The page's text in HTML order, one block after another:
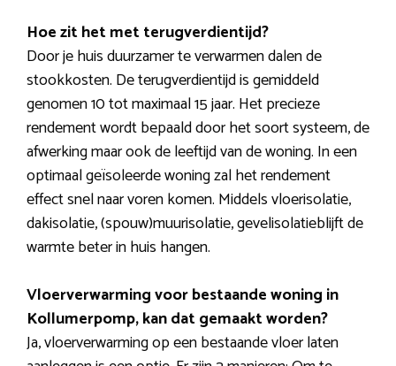
Hoe zit het met terugverdientijd?
Door je huis duurzamer te verwarmen dalen de
stookkosten. De terugverdientijd is gemiddeld
genomen 10 tot maximaal 15 jaar. Het precieze
rendement wordt bepaald door het soort systeem, de
afwerking maar ook de leeftijd van de woning. In een
optimaal geïsoleerde woning zal het rendement
effect snel naar voren komen. Middels vloerisolatie,
dakisolatie, (spouw)muurisolatie, gevelisolatieblijft de
warmte beter in huis hangen.
Vloerverwarming voor bestaande woning in
Kollumerpomp, kan dat gemaakt worden?
Ja, vloerverwarming op een bestaande vloer laten